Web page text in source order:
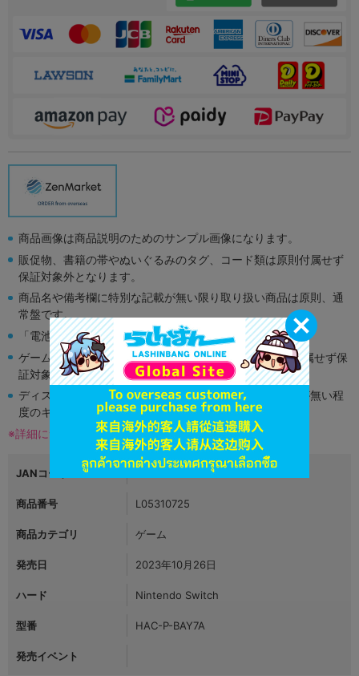
商品画像は商品説明のためのサンプル画像になります。
販促物、書籍の帯やぬいぐるみのタグ、コード類は原則付属せず
保証対象外となります。
商品名や備考欄に特別な記載が無い限り取り扱い商品は原則、通
常盤です。
「電池」は原則として保証対象外となります。
ゲーム機本体には、SDカードなどのメモリーカードは付属せず保
証対象外となります。
ディスク類の読み取り面のキズに関しまして再生に支障が無い程
度のキズがある場合がございます。
※詳細につきましてはコチラ
JANコード 4580302151595
商品番号 L05310725
商品カテゴリ ゲーム
発売日 2023年10月26日
ハード Nintendo Switch
型番 HAC-P-BAY7A
発売イベント